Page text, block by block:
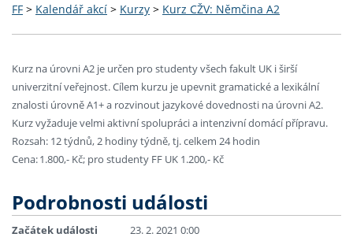
FF > Kalendář akcí > Kurzy > Kurz CŽV: Němčina A2
Kurz na úrovni A2 je určen pro studenty všech fakult UK i širší
univerzitní veřejnost. Cílem kurzu je upevnit gramatické a lexikální
znalosti úrovně A1+ a rozvinout jazykové dovednosti na úrovni A2.
Kurz vyžaduje velmi aktivní spolupráci a intenzivní domácí přípravu.
Rozsah: 12 týdnů, 2 hodiny týdně, tj. celkem 24 hodin
Cena: 1.800,- Kč; pro studenty FF UK 1.200,- Kč
Podrobnosti události
Začátek události
23. 2. 2021 0:00